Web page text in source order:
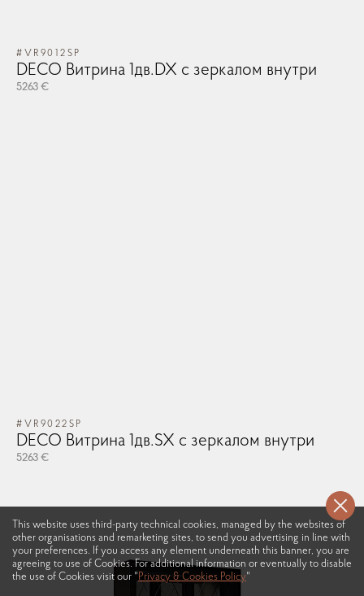
This website uses third-party technical cookies, managed by the websites of
other organisations and remarketing sites, to send you advertising in line with
your preferences. If you access any element underneath this banner, you are
agreeing to use of Cookies. For additional information or eventually to disable
the use of Cookies visit our " Privacy & Cookies Policy"
#VR9012SP
DECO Витрина 1дв.DX с зеркалом внутри
5263 €
#VR9022SP
DECO Витрина 1дв.SX с зеркалом внутри
5263 €